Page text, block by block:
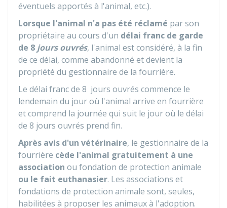
éventuels apportés à l'animal, etc.).
Lorsque l'animal n'a pas été réclamé par son
propriétaire au cours d'un délai franc de garde
de 8 jours ouvrés, l'animal est considéré, à la fin
de ce délai, comme abandonné et devient la
propriété du gestionnaire de la fourrière.
Le délai franc de 8 jours ouvrés commence le
lendemain du jour où l'animal arrive en fourrière
et comprend la journée qui suit le jour où le délai
de 8 jours ouvrés prend fin.
Après avis d'un vétérinaire, le gestionnaire de la
fourrière cède l'animal gratuitement à une
association ou fondation de protection animale
ou le fait euthanasier. Les associations et
fondations de protection animale sont, seules,
habilitées à proposer les animaux à l'adoption.